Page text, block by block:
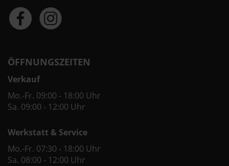
ÖFFNUNGSZEITEN
Verkauf
Mo.-Fr. 09:00 - 18:00 Uhr
Sa. 09:00 - 12:00 Uhr
Werkstatt & Service
Mo.-Fr. 07:30 - 18:00 Uhr
Sa. 08:00 - 12:00 Uhr